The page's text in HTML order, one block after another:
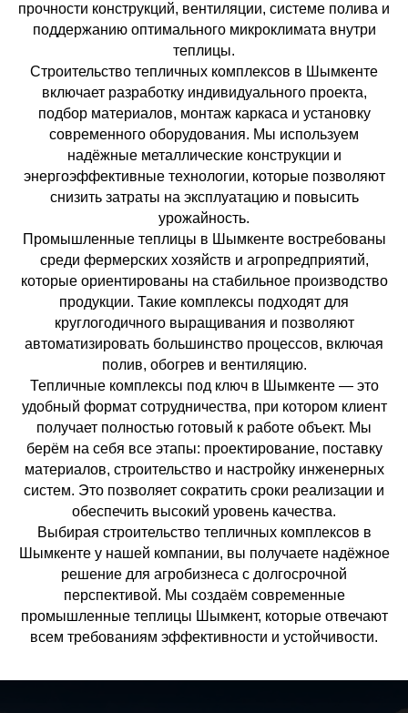
прочности конструкций, вентиляции, системе полива и
поддержанию оптимального микроклимата внутри
теплицы.
Строительство тепличных комплексов в Шымкенте
включает разработку индивидуального проекта,
подбор материалов, монтаж каркаса и установку
современного оборудования. Мы используем
надёжные металлические конструкции и
энергоэффективные технологии, которые позволяют
снизить затраты на эксплуатацию и повысить
урожайность.
Промышленные теплицы в Шымкенте востребованы
среди фермерских хозяйств и агропредприятий,
которые ориентированы на стабильное производство
продукции. Такие комплексы подходят для
круглогодичного выращивания и позволяют
автоматизировать большинство процессов, включая
полив, обогрев и вентиляцию.
Тепличные комплексы под ключ в Шымкенте — это
удобный формат сотрудничества, при котором клиент
получает полностью готовый к работе объект. Мы
берём на себя все этапы: проектирование, поставку
материалов, строительство и настройку инженерных
систем. Это позволяет сократить сроки реализации и
обеспечить высокий уровень качества.
Выбирая строительство тепличных комплексов в
Шымкенте у нашей компании, вы получаете надёжное
решение для агробизнеса с долгосрочной
перспективой. Мы создаём современные
промышленные теплицы Шымкент, которые отвечают
всем требованиям эффективности и устойчивости.